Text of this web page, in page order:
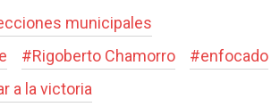
municipales
#Rigoberto Chamorro #enfocado
a la victoria